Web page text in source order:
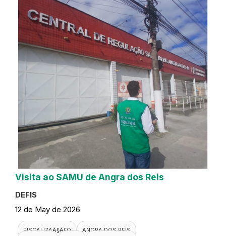
Visita ao SAMU de Angra dos Reis
DEFIS
12 de May de 2026
FISCALIZAÃ§Ã£O
ANGRA DOS REIS